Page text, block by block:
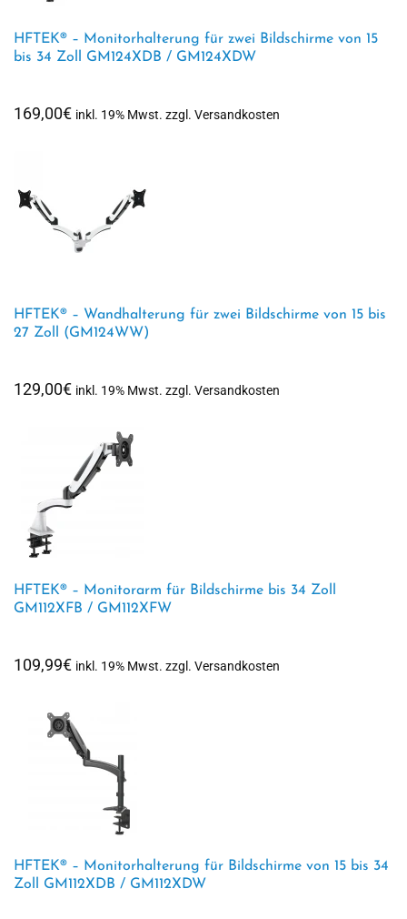
HFTEK® – Monitorhalterung für zwei Bildschirme von 15
bis 34 Zoll GM124XDB / GM124XDW
169,00€ inkl. 19% Mwst. zzgl. Versandkosten
HFTEK® – Wandhalterung für zwei Bildschirme von 15 bis
27 Zoll (GM124WW)
129,00€ inkl. 19% Mwst. zzgl. Versandkosten
HFTEK® – Monitorarm für Bildschirme bis 34 Zoll
GM112XFB / GM112XFW
109,99€ inkl. 19% Mwst. zzgl. Versandkosten
HFTEK® – Monitorhalterung für Bildschirme von 15 bis 34
Zoll GM112XDB / GM112XDW